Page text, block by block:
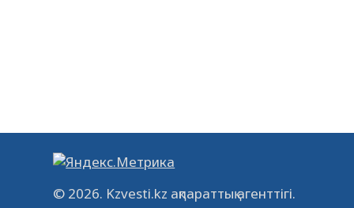
© 2026. Kzvesti.kz ақпараттық агенттігі.